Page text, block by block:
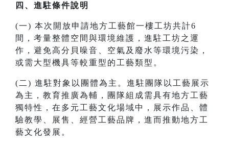
四、進駐條件說明
(一) 本次開放申請地方工藝館一樓工坊共計6
間，考量整體空間與環境維護，進駐工坊之運
作，避免高分貝噪音、空氣及廢水等環境污染，
或需大型機具等較重型的工藝類型。
(二) 進駐對象以團體為主。進駐團隊以工藝展示
為主，教育推廣為輔，團隊組成需具有地方工藝
獨特性，在多元工藝文化場域中，展示作品、體
驗教學、展售、經營工藝品牌，進而推動地方工
藝文化發展。